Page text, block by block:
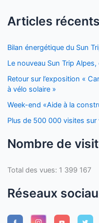
Articles récents
Bilan énergétique du Sun
Le nouveau Sun Trip
Retour sur l’exposition «
à vélo solaire »
Week-end «Aide à la
Plus de 500 000 visites
Nombre de
Total des vues: 1 399 167
Réseaux